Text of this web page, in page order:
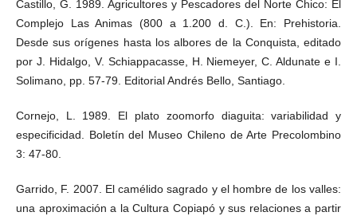
Castillo, G. 1989. Agricultores y Pescadores del Norte Chico: El
Complejo Las Animas (800 a 1.200 d. C.). En: Prehistoria.
Desde sus orígenes hasta los albores de la Conquista, editado
por J. Hidalgo, V. Schiappacasse, H. Niemeyer, C. Aldunate e I.
Solimano, pp. 57-79. Editorial Andrés Bello, Santiago.
Cornejo, L. 1989. El plato zoomorfo diaguita: variabilidad y
especificidad. Boletín del Museo Chileno de Arte Precolombino
3: 47-80.
Garrido, F. 2007. El camélido sagrado y el hombre de los valles:
una aproximación a la Cultura Copiapó y sus relaciones a partir